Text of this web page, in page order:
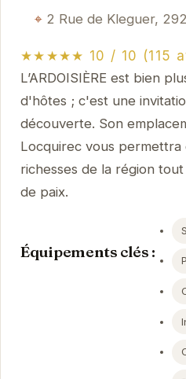
2 Rue de Kleguer,
★★★★★ 10 / 10 (115
L’ARDOISIÈRE est bien
d'hôtes ; c'est une
découverte. Son
Locquirec vous
richesses de la région
de paix.
Équipements clés :